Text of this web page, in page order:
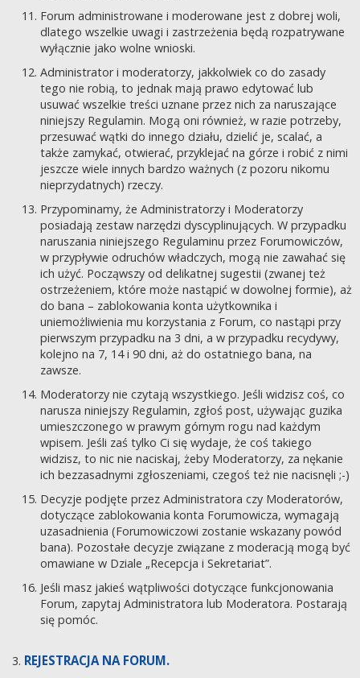
Forum administrowane i moderowane jest z dobrej woli,
dlatego wszelkie uwagi i zastrzeżenia będą rozpatrywane
wyłącznie jako wolne wnioski.
Administrator i moderatorzy, jakkolwiek co do zasady
tego nie robią, to jednak mają prawo edytować lub
usuwać wszelkie treści uznane przez nich za naruszające
niniejszy Regulamin. Mogą oni również, w razie potrzeby,
przesuwać wątki do innego działu, dzielić je, scalać, a
także zamykać, otwierać, przyklejać na górze i robić z nimi
jeszcze wiele innych bardzo ważnych (z pozoru nikomu
nieprzydatnych) rzeczy.
Przypominamy, że Administratorzy i Moderatorzy
posiadają zestaw narzędzi dyscyplinujących. W przypadku
naruszania niniejszego Regulaminu przez Forumowiczów,
w przypływie odruchów władczych, mogą nie zawahać się
ich użyć. Począwszy od delikatnej sugestii (zwanej też
ostrzeżeniem, które może nastąpić w dowolnej formie), aż
do bana – zablokowania konta użytkownika i
uniemożliwienia mu korzystania z Forum, co nastąpi przy
pierwszym przypadku na 3 dni, a w przypadku recydywy,
kolejno na 7, 14 i 90 dni, aż do ostatniego bana, na
zawsze.
Moderatorzy nie czytają wszystkiego. Jeśli widzisz coś, co
narusza niniejszy Regulamin, zgłoś post, używając guzika
umieszczonego w prawym górnym rogu nad każdym
wpisem. Jeśli zaś tylko Ci się wydaje, że coś takiego
widzisz, to nic nie naciskaj, żeby Moderatorzy, za nękanie
ich bezzasadnymi zgłoszeniami, czegoś też nie nacisnęli ;-)
Decyzje podjęte przez Administratora czy Moderatorów,
dotyczące zablokowania konta Forumowicza, wymagają
uzasadnienia (Forumowiczowi zostanie wskazany powód
bana). Pozostałe decyzje związane z moderacją mogą być
omawiane w Dziale „Recepcja i Sekretariat”.
Jeśli masz jakieś wątpliwości dotyczące funkcjonowania
Forum, zapytaj Administratora lub Moderatora. Postarają
się pomóc.
REJESTRACJA NA FORUM.